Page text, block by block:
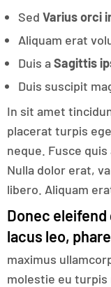
Sed Varius orci
Aliquam erat
Duis aSagittis
Duis suscipit
In sit amet
placerat turpis
neque. Fusce
Nulla dolor erat,
libero. Aliquam
Donec
lacus leo,
maximus
molestie eu turpis